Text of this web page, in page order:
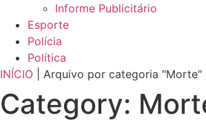
Informe Publicitário
Esporte
Polícia
Política
INÍCIO
Arquivo por categoria "Morte"
Category: